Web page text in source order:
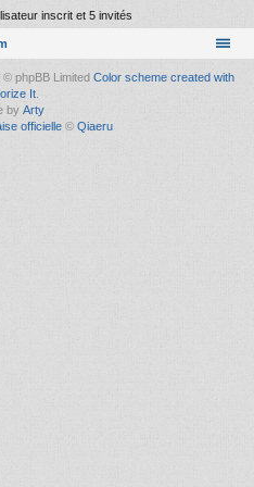
inscrit et 5 invités
phpBB Limited Color scheme created with
It.
by Arty
officielle © Qiaeru